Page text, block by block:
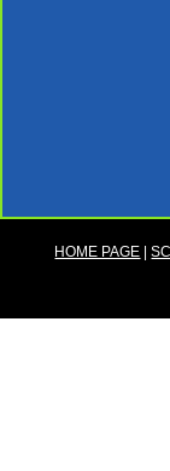
HOME PAGE |